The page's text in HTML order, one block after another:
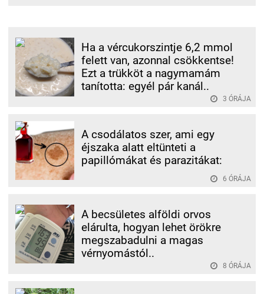
Ha a vércukorszintje 6,2 mmol
felett van, azonnal csökkentse!
Ezt a trükköt a nagymamám
tanította: egyél pár kanál..
3 ÓRÁJA
A csodálatos szer, ami egy
éjszaka alatt eltünteti a
papillómákat és parazitákat:
6 ÓRÁJA
A becsületes alföldi orvos
elárulta, hogyan lehet örökre
megszabadulni a magas
vérnyomástól..
8 ÓRÁJA